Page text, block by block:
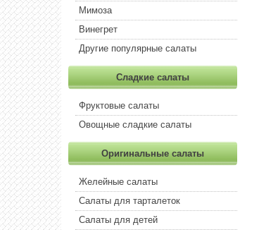
Мимоза
Винегрет
Другие популярные салаты
Сладкие салаты
Фруктовые салаты
Овощные сладкие салаты
Оригинальные салаты
Желейные салаты
Салаты для тарталеток
Салаты для детей